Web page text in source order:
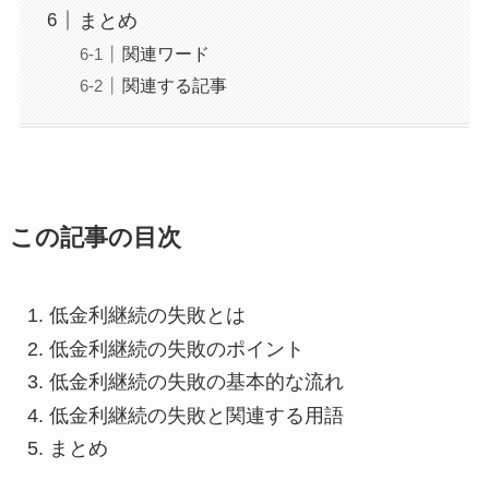
まとめ
関連ワード
関連する記事
この記事の目次
低金利継続の失敗とは
低金利継続の失敗のポイント
低金利継続の失敗の基本的な流れ
低金利継続の失敗と関連する用語
まとめ